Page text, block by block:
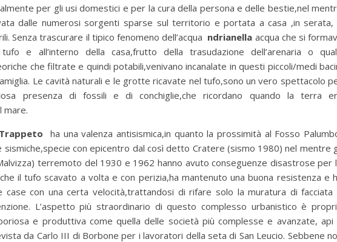
per gli usi domestici e per la cura della persona e delle bestie,nel
dalle numerosi sorgenti sparse sul territorio e portata a casa ,in serata,
Senza trascurare il tipico fenomeno dell’acqua ndrianella acqua che si
e all’interno della casa,frutto della trasudazione dell’arenaria o
che filtrate e quindi potabili,venivano incanalate in questi piccoli/medi
Le cavità naturali e le grotte ricavate nel tufo,sono un vero spettacolo
presenza di fossili e di conchiglie,che ricordano quando la terra
mare.
Trappeto
ha una valenza antisismica,in quanto la prossimità al Fosso
sismiche,specie con epicentro dal così detto Cratere (sismo 1980) nel mentre
terremoto del 1930 e 1962 hanno avuto conseguenze disastrose per
il tufo scavato a volta e con perizia,ha mantenuto una buona resistenza e
case con una certa velocità,trattandosi di rifare solo la muratura di facciata
L’aspetto più straordinario di questo complesso urbanistico è
e produttiva come quella delle società più complesse e avanzate, api
da Carlo III di Borbone per i lavoratori della seta di San Leucio. Sebbene